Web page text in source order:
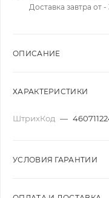
Доставка завтра от -
ОПИСАНИЕ
ХАРАКТЕРИСТИКИ
ШтрихКод —
УСЛОВИЯ ГАРАНТИИ